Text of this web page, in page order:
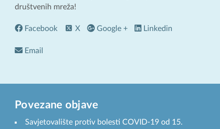
društvenih mreža!
Facebook X Google + Linkedin
Email
Povezane objave
Savjetovalište protiv bolesti COVID-19 od 15.